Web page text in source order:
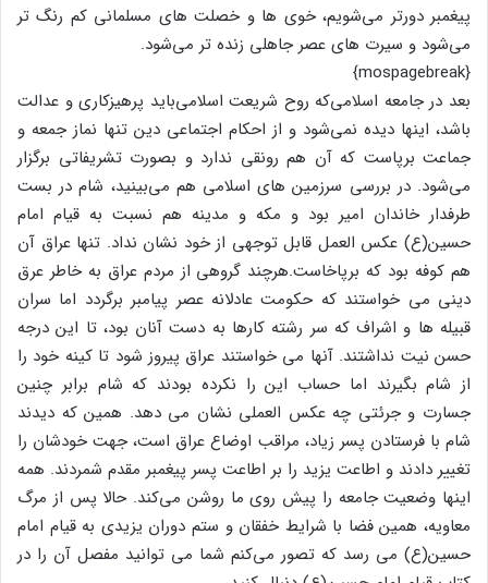
پیغمبر دورتر می‌شویم، خوی ها و خصلت های مسلمانی کم رنگ تر
می‌شود و سیرت های عصر جاهلی زنده تر می‌شود.
{mospagebreak}
بعد در جامعه اسلامی‌که روح شریعت اسلامی‌باید پرهیزکاری و عدالت
باشد، اینها دیده نمی‌شود و از احکام اجتماعی دین تنها نماز جمعه و
جماعت برپاست که آن هم رونقی ندارد و بصورت تشریفاتی برگزار
می‌شود. در بررسی سرزمین های اسلامی هم می‌بینید، شام در بست
طرفدار خاندان امیر بود و مکه و مدینه هم نسبت به قیام امام
حسین(ع) عکس العمل قابل توجهی از خود نشان نداد. تنها عراق آن
هم کوفه بود که برپاخاست.هرچند گروهی از مردم عراق به خاطر عرق
دینی می خواستند که حکومت عادلانه عصر پیامبر برگردد اما سران
قبیله ها و اشراف که سر رشته کارها به دست آنان بود، تا این درجه
حسن نیت نداشتند. آنها می خواستند عراق پیروز شود تا کینه خود را
از شام بگیرند اما حساب این را نکرده بودند که شام برابر چنین
جسارت و جرئتی چه عکس العملی نشان می دهد. همین که دیدند
شام با فرستادن پسر زیاد، مراقب اوضاع عراق است، جهت خودشان را
تغییر دادند و اطاعت یزید را بر اطاعت پسر پیغمبر مقدم شمردند. همه
اینها وضعیت جامعه را پیش روی ما روشن می‌کند. حالا پس از مرگ
معاویه، همین فضا با شرایط خفقان و ستم دوران یزیدی به قیام امام
حسین(ع) می رسد که تصور می‌کنم شما می توانید مفصل آن را در